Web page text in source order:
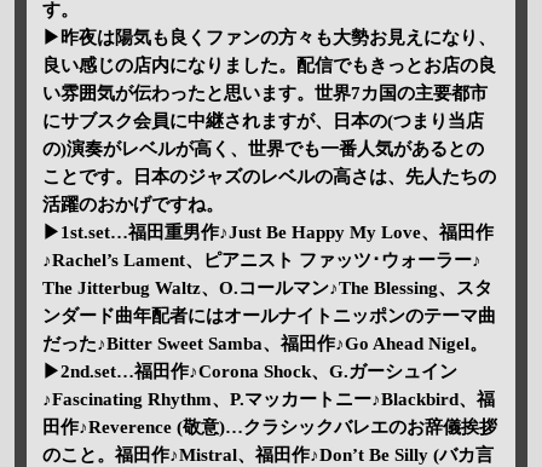
す。
▶昨夜は陽気も良くファンの方々も大勢お見えになり、
良い感じの店内になりました。配信でもきっとお店の良
い雰囲気が伝わったと思います。世界7カ国の主要都市
にサブスク会員に中継されますが、日本の(つまり当店
の)演奏がレベルが高く、世界でも一番人気があるとの
ことです。日本のジャズのレベルの高さは、先人たちの
活躍のおかげですね。
▶1st.set…福田重男作♪Just Be Happy My Love、福田作
♪Rachel’s Lament、ピアニスト ファッツ･ウォーラー♪
The Jitterbug Waltz、O.コールマン♪The Blessing、スタ
ンダード曲年配者にはオールナイトニッポンのテーマ曲
だった♪Bitter Sweet Samba、福田作♪Go Ahead Nigel。
▶2nd.set…福田作♪Corona Shock、G.ガーシュイン
♪Fascinating Rhythm、P.マッカートニー♪Blackbird、福
田作♪Reverence (敬意)…クラシックバレエのお辞儀挨拶
のこと。福田作♪Mistral、福田作♪Don’t Be Silly (バカ言